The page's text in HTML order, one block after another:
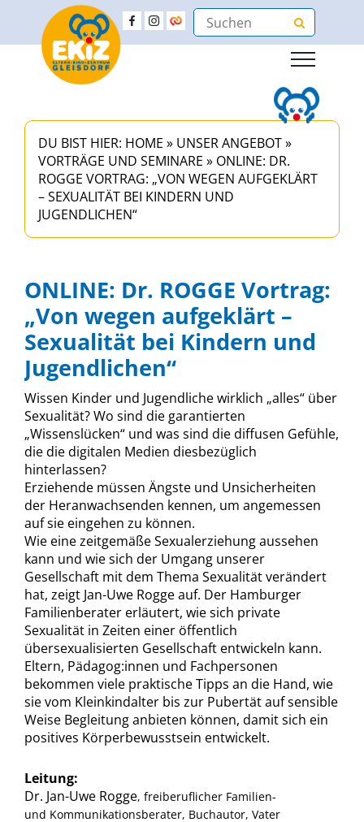
DU BIST HIER: HOME » UNSER ANGEBOT»
VORTRÄGE UND SEMINARE » ONLINE: DR.
ROGGE VORTRAG: „VON WEGEN AUFGEKLÄRT
– SEXUALITÄT BEI KINDERN UND
JUGENDLICHEN“
ONLINE: Dr. ROGGE Vortrag:
„Von wegen aufgeklärt –
Sexualität bei Kindern und
Jugendlichen“
Wissen Kinder und Jugendliche wirklich „alles“ über
Sexualität? Wo sind die garantierten
„Wissenslücken“ und was sind die diffusen Gefühle,
die die digitalen Medien diesbezüglich
hinterlassen?
Erziehende müssen Ängste und Unsicherheiten
der Heranwachsenden kennen, um angemessen
auf sie eingehen zu können.
Wie eine zeitgemäße Sexualerziehung aussehen
kann und wie sich der Umgang unserer
Gesellschaft mit dem Thema Sexualität verändert
hat, zeigt Jan-Uwe Rogge auf. Der Hamburger
Familienberater erläutert, wie sich private
Sexualität in Zeiten einer öffentlich
übersexualisierten Gesellschaft entwickeln kann.
Eltern, Pädagog:innen und Fachpersonen
bekommen viele praktische Tipps an die Hand, wie
sie vom Kleinkindalter bis zur Pubertät auf sensible
Weise Begleitung anbieten können, damit sich ein
positives Körperbewusstsein entwickelt.
Leitung:
Dr. Jan-Uwe Rogge, freiberuflicher Familien-
und Kommunikationsberater, Buchautor, Vater